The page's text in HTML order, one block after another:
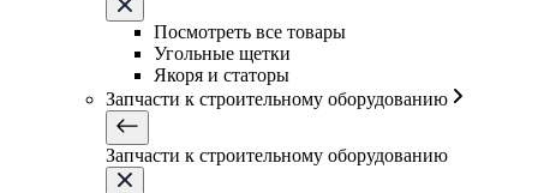
Посмотреть все товары
Угольные щетки
Якоря и статоры
Запчасти к строительному оборудованию
Запчасти к строительному оборудованию